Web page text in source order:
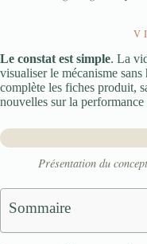
Le constat est simple. La
visualiser le mécanisme
complète les fiches produit,
nouvelles sur la
Présentation du
Sommaire